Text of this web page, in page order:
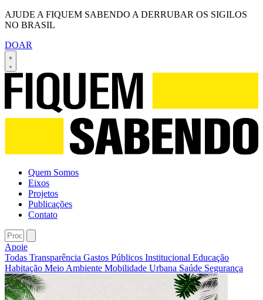
AJUDE A FIQUEM SABENDO A DERRUBAR OS SIGILOS
NO BRASIL
DOAR
Quem Somos
Eixos
Projetos
Publicações
Contato
Apoie
Todas Transparência Gastos Públicos Institucional Educação
Habitação Meio Ambiente Mobilidade Urbana Saúde Segurança